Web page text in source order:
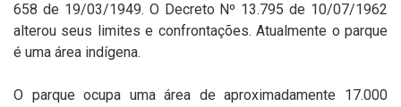
658 de 19/03/1949. O Decreto Nº 13.795 de 10/07/1962
alterou seus limites e confrontações. Atualmente o parque
é uma área indígena.
O parque ocupa uma área de aproximadamente 17.000